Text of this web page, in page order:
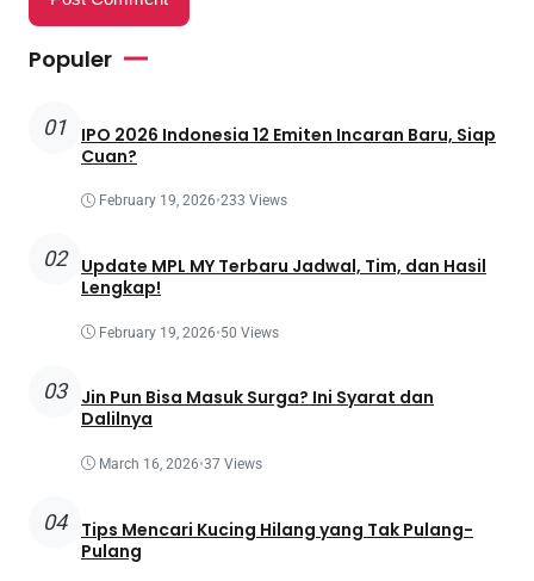
Populer
01
IPO 2026 Indonesia 12 Emiten Incaran Baru, Siap
Cuan?
February 19, 2026•233 Views
02
Update MPL MY Terbaru Jadwal, Tim, dan Hasil
Lengkap!
February 19, 2026•50 Views
03
Jin Pun Bisa Masuk Surga? Ini Syarat dan
Dalilnya
March 16, 2026•37 Views
04
Tips Mencari Kucing Hilang yang Tak Pulang-
Pulang